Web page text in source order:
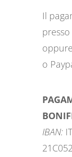
Il
o
IBAN: IT